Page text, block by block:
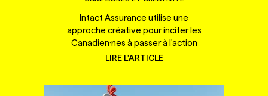
Intact Assurance utilise une
approche créative pour inciter les
Canadien·nes à passer à l'action
LIRE L'ARTICLE